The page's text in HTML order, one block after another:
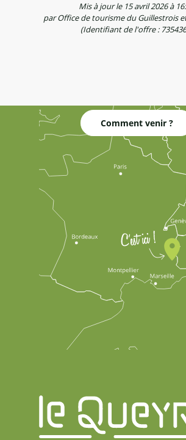
Mis à jour le 15 avril 2026 à
par Office de tourisme du Guillestrois
(Identifiant de l'offre :
Comment venir ?